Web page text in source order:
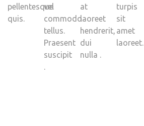
pellentesque
quis.
vel
commodo
tellus.
Praesent
suscipit
.
at
laoreet
hendrerit,
dui
nulla .
turpis
sit
amet
laoreet.